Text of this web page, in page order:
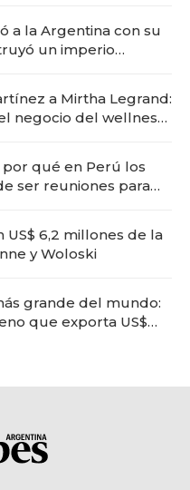
a la Argentina con su
un imperio
a Mirtha Legrand:
negocio del wellness
qué en Perú los
ser reuniones para
6,2 millones de la
y Woloski
grande del mundo:
que exporta US$